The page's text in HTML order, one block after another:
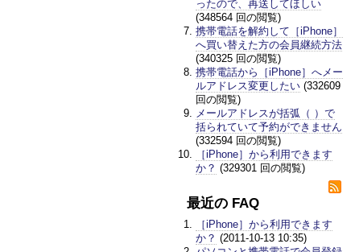
ったので、再送してほしい
(348564 回の閲覧)
携帯電話を解約して［iPhone］
へ買い替えた方の会員継続方法
(340325 回の閲覧)
携帯電話から［iPhone］へメー
ルアドレス変更したい (332609
回の閲覧)
メールアドレスが括弧（ ）で
括られていて予約ができません
(332594 回の閲覧)
［iPhone］から利用できます
か？ (329301 回の閲覧)
最近の FAQ
［iPhone］から利用できます
か？ (2011-10-13 10:35)